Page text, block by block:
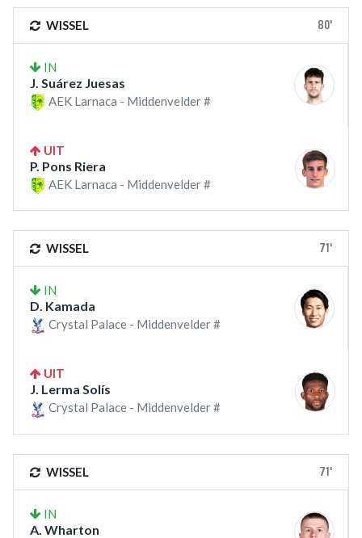
WISSEL 80'
IN
J. Suárez Juesas
AEK Larnaca - Middenvelder #
UIT
P. Pons Riera
AEK Larnaca - Middenvelder #
WISSEL 71'
IN
D. Kamada
Crystal Palace - Middenvelder #
UIT
J. Lerma Solís
Crystal Palace - Middenvelder #
WISSEL 71'
IN
A. Wharton